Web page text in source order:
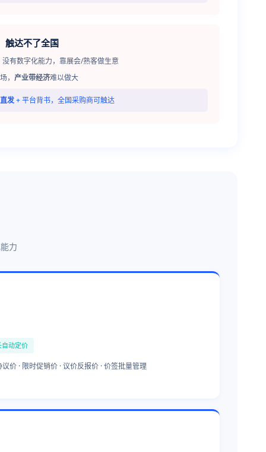
触达不了全国
有数字化能力，靠展会/熟客做生意
， 产业带经济难以做大
发+ 平台背书，全国采购商可触达
力
动定价
价 · 限时促销价 · 议价反报价 · 价签批量管理